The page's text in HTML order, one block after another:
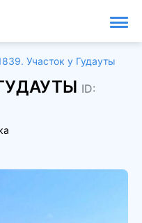
Участок у Гудауты
ID: